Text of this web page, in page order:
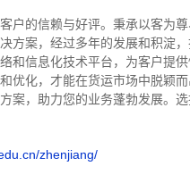
户的信赖与好评。 秉承以客为
方案，经过多年的发展和积淀
和信息化技术平台，为客户提
化，才能在货运市场中脱颖而
案，助力您的业务蓬勃发展。
zhenjiang/